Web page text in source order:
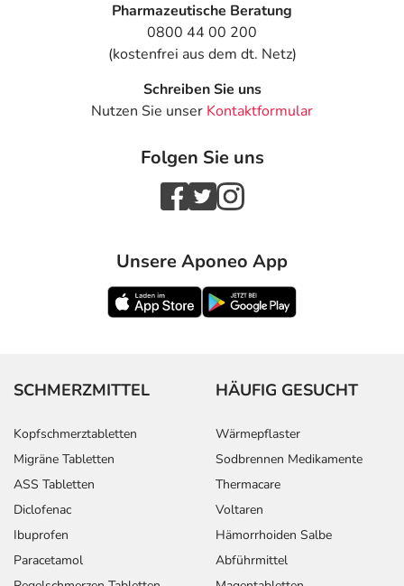
Pharmazeutische Beratung
0800 44 00 200
(kostenfrei aus dem dt. Netz)
Schreiben Sie uns
Nutzen Sie unser Kontaktformular
Folgen Sie uns
Unsere Aponeo App
SCHMERZMITTEL
Kopfschmerztabletten
Migräne Tabletten
ASS Tabletten
Diclofenac
Ibuprofen
Paracetamol
HÄUFIG GESUCHT
Wärmepflaster
Sodbrennen Medikamente
Thermacare
Voltaren
Hämorrhoiden Salbe
Abführmittel